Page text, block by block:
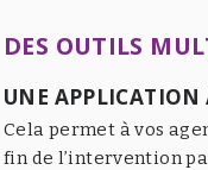
DES OUTILS
UNE
Cela permet à vos
fin de l’intervention